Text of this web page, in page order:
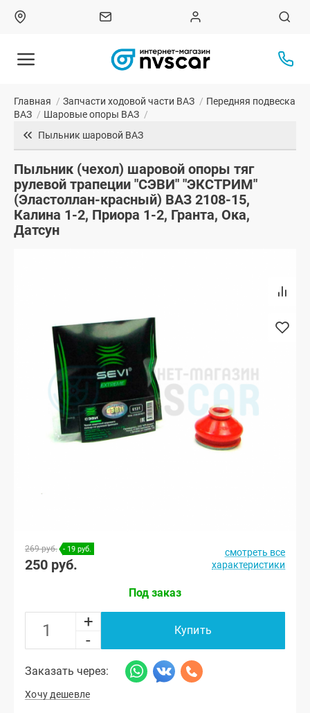
Главная / Запчасти ходовой части ВАЗ / Передняя подвеска
ВАЗ / Шаровые опоры ВАЗ /
Пыльник шаровой ВАЗ
Пыльник (чехол) шаровой опоры тяг
рулевой трапеции "СЭВИ" "ЭКСТРИМ"
(Эластоллан-красный) ВАЗ 2108-15,
Калина 1-2, Приора 1-2, Гранта, Ока,
Датсун
269 руб. - 19 руб.
250 руб.
смотреть все
характеристики
Под заказ
+
-
Купить
Заказать через:
Хочу дешевле